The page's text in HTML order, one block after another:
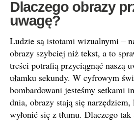
Dlaczego obrazy
uwagę?
Ludzie są istotami wizualnymi –
obrazy szybciej niż tekst, a to
treści potrafią przyciągnąć naszą
ułamku sekundy. W cyfrowym
bombardowani jesteśmy setkami
dnia, obrazy stają się
wyłonić się z tłumu. Dlaczego